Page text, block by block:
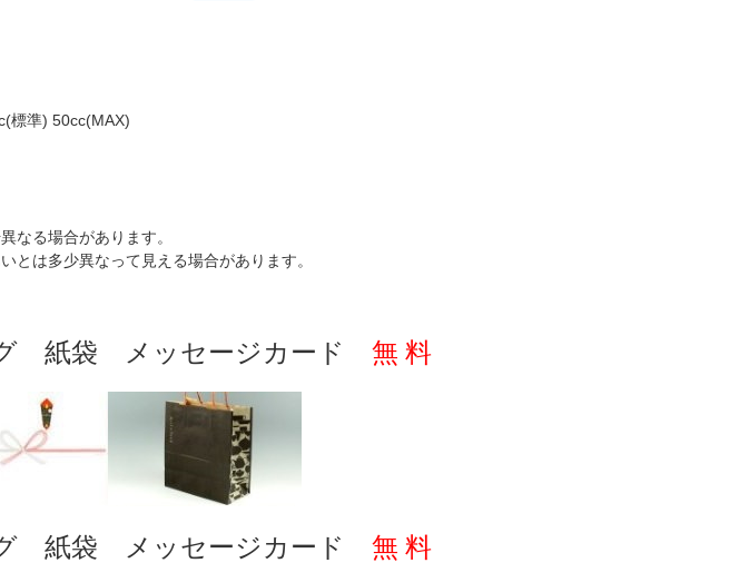
準) 50cc(MAX)
なる場合があります。
は多少異なって見える場合があります。
紙袋 メッセージカード 無 料
紙袋 メッセージカード 無 料